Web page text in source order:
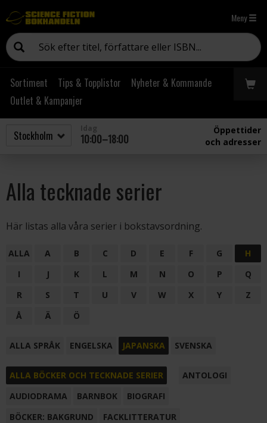
Meny
Sortiment Tips & Topplistor
Nyheter & Kommande
Outlet & Kampanjer
10:00–18:00
Öppettider
och adresser
Alla tecknade serier
Här listas alla våra serier i bokstavsordning.
ALLA A B C D E F G
H
I
J K L M N O P
Q
R
S T U V W X Y
Z
Å
Ä Ö
ALLA SPRÅK ENGELSKA JAPANSKA SVENSKA
ALLA BÖCKER OCH TECKNADE SERIER
ANTOLOGI
AUDIODRAMA
BARNBOK
BIOGRAFI
BÖCKER: BAKGRUND
FACKLITTERATUR